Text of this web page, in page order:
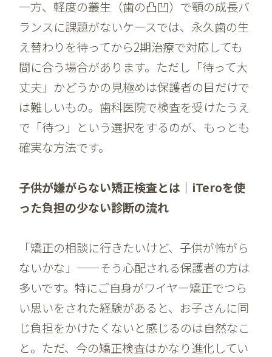
一方、軽度の叢生（歯の凸凹）で顎の成長バ
ランスに課題がないケースでは、永久歯の生
え替わりを待ってから2期治療で対応しても
間に合う場合があります。ただし「待って大
丈夫」かどうかの見極めは保護者の目だけで
は難しいもの。歯科医院で検査を受けたうえ
で「待つ」という選択をするのが、もっとも
確実な方法です。
子供が嫌がらない矯正検査とは｜iTeroを使
った負担の少ない診断の流れ
「矯正の相談に行きたいけど、子供が怖がら
ないかな」——そう心配される保護者の方は
多いです。特にご自身がワイヤー矯正でつら
い思いをされた経験があると、お子さんに同
じ負担をかけたくないと感じるのは自然なこ
と。ただ、今の矯正検査はかなり進化してい